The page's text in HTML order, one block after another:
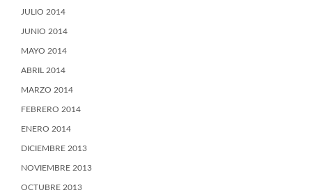
JULIO 2014
JUNIO 2014
MAYO 2014
ABRIL 2014
MARZO 2014
FEBRERO 2014
ENERO 2014
DICIEMBRE 2013
NOVIEMBRE 2013
OCTUBRE 2013